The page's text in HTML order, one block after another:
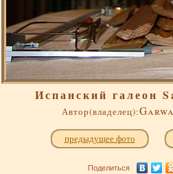
Испанский галеон
Автор(владелец):
предыдущее фото
Поделиться